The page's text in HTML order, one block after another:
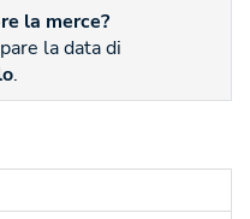
la merce?
la data di
.